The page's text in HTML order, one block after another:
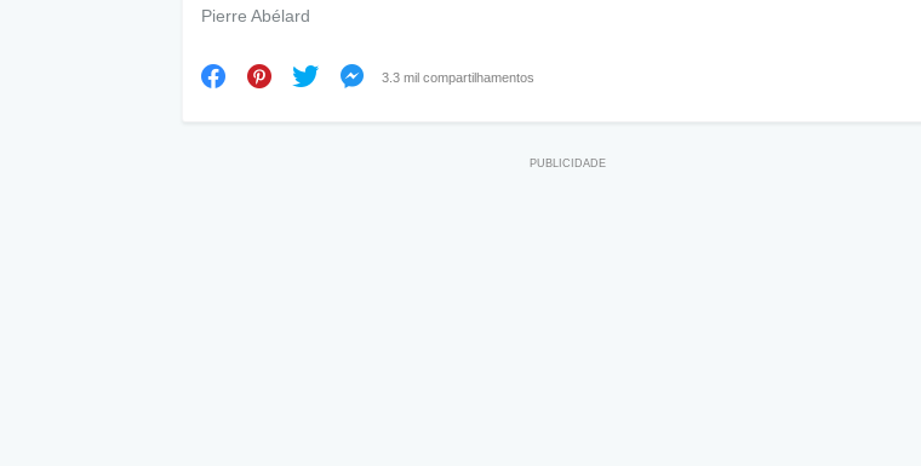
Pierre Abélard
3.3 mil compartilhamentos